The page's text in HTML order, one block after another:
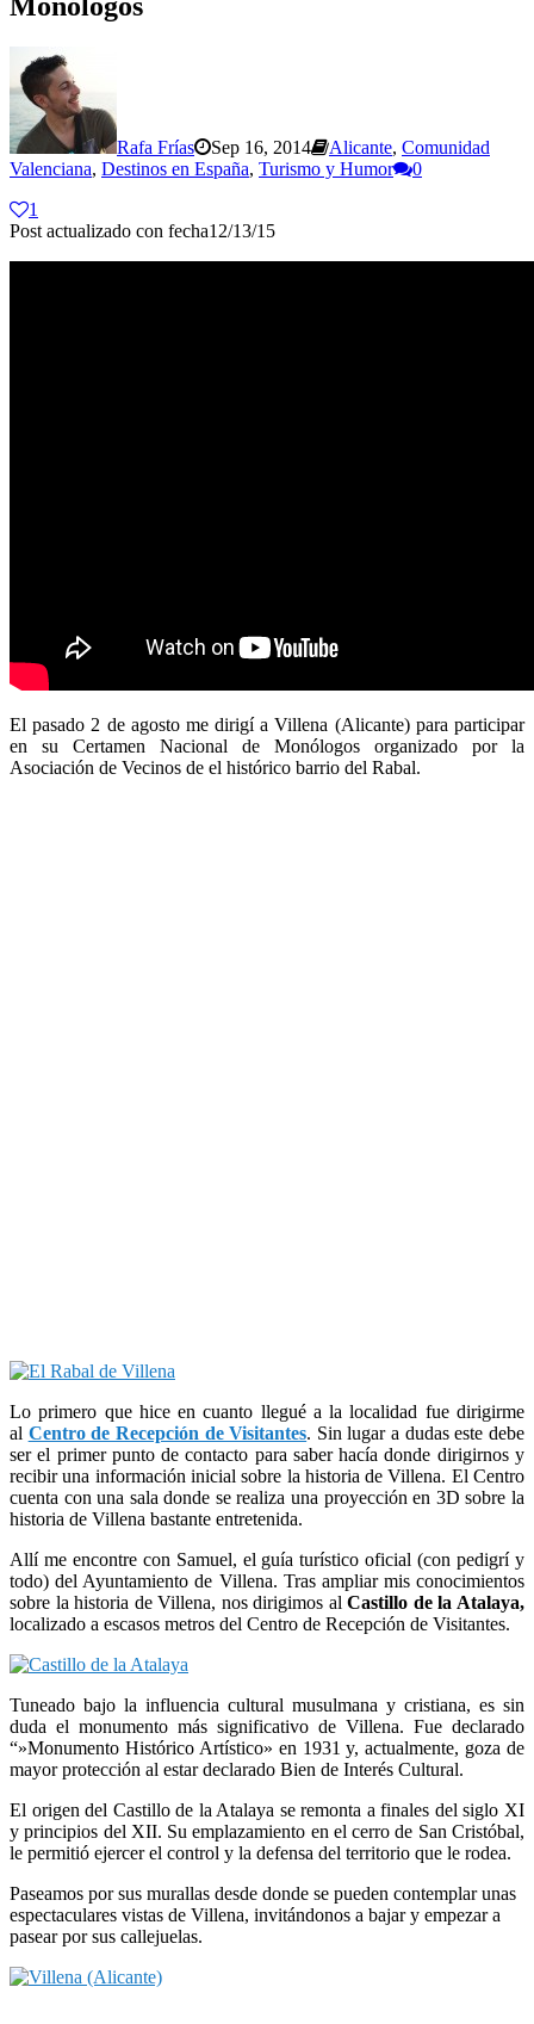
Rafa Frías Sep 16, 2014 Alicante, Comunidad
Valenciana, Destinos en España, Turismo y Humor
0
1
Post actualizado con fecha12/13/15
El pasado 2 de agosto me dirigí a Villena (Alicante) para participar
en su Certamen Nacional de Monólogos organizado por la
Asociación de Vecinos de el histórico barrio del Rabal.
Lo primero que hice en cuanto llegué a la localidad fue dirigirme
al Centro de Recepción de Visitantes. Sin lugar a dudas este debe
ser el primer punto de contacto para saber hacía donde dirigirnos y
recibir una información inicial sobre la historia de Villena. El Centro
cuenta con una sala donde se realiza una proyección en 3D sobre la
historia de Villena bastante entretenida.
Allí me encontre con Samuel, el guía turístico oficial (con pedigrí y
todo) del Ayuntamiento de Villena. Tras ampliar mis conocimientos
sobre la historia de Villena, nos dirigimos al Castillo de la Atalaya,
localizado a escasos metros del Centro de Recepción de Visitantes.
Tuneado bajo la influencia cultural musulmana y cristiana, es sin
duda el monumento más significativo de Villena. Fue declarado
“»Monumento Histórico Artístico» en 1931 y, actualmente, goza de
mayor protección al estar declarado Bien de Interés Cultural.
El origen del Castillo de la Atalaya se remonta a finales del siglo XI
y principios del XII. Su emplazamiento en el cerro de San Cristóbal,
le permitió ejercer el control y la defensa del territorio que le rodea.
Paseamos por sus murallas desde donde se pueden contemplar unas
espectaculares vistas de Villena, invitándonos a bajar y empezar a
pasear por sus callejuelas.